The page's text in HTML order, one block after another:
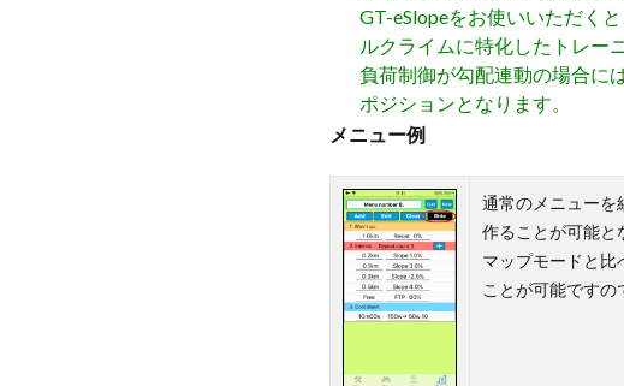
GT-eSlopeをお使いいただく
ルクライムに特化したトレー
負荷制御が勾配連動の場合に
ポジションとなります。
メニュー例
通常のメニューを
作ることが可能と
マップモードと比
ことが可能ですの